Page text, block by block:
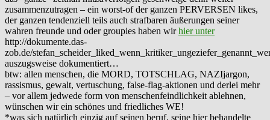
zusammenzutragen – ein worst-of der ganzen PERVERSEN likes,
der ganzen tendenziell teils auch strafbaren äußerungen seiner
wahren freunde und oder groupies haben wirhier unter
http://dokumente.das-
zob.de/
auszugsweise dokumentiert…
btw: allen menschen, die MORD, TOTSCHLAG, NAZIjargon,
rassismus, gewalt, vertuschung, false-flag-aktionen und derlei mehr
– vor allem jedwede form von menschenfeindlichkeit ablehnen,
wünschen wir ein schönes und friedliches WE!
*was sich natürlich einzig auf seinen beruf, seine hier behandelte